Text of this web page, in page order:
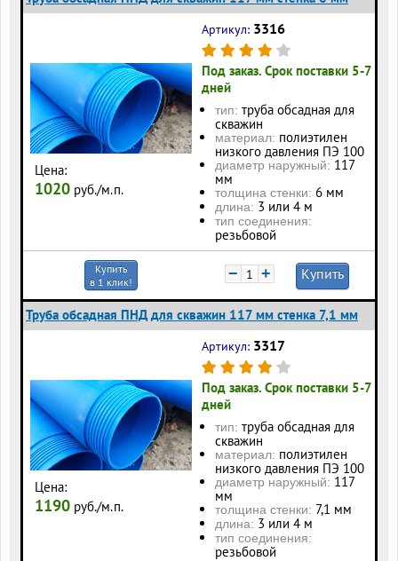
Цена:
1020 руб./м.п.
Артикул: 3316
Под заказ. Срок поставки 5-7
дней
тип: труба обсадная для
скважин
материал: полиэтилен
низкого давления ПЭ 100
диаметр наружный: 117
мм
толщина стенки: 6 мм
длина: 3 или 4 м
тип соединения:
резьбовой
Купить
в 1 клик!
− + Купить
Труба обсадная ПНД для скважин 117 мм стенка 7,1 мм
Цена:
1190 руб./м.п.
Артикул: 3317
Под заказ. Срок поставки 5-7
дней
тип: труба обсадная для
скважин
материал: полиэтилен
низкого давления ПЭ 100
диаметр наружный: 117
мм
толщина стенки: 7,1 мм
длина: 3 или 4 м
тип соединения:
резьбовой